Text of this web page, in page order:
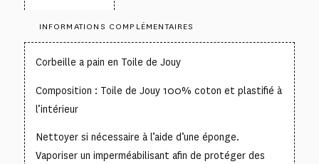
INFORMATIONS COMPLÉMENTAIRES
Corbeille a pain en Toile de Jouy
Composition : Toile de Jouy 100% coton et plastifié à
l’intérieur
Nettoyer si nécessaire à l’aide d’une éponge.
Vaporiser un imperméabilisant afin de protéger des